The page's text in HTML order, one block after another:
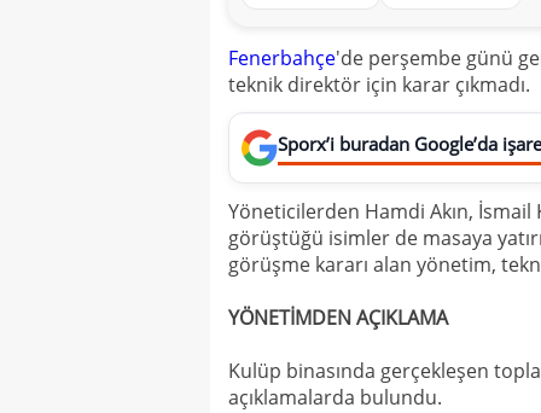
Fenerbahçe'de perşembe günü
teknik direktör için karar çıkmadı.
Sporx’i buradan Google’da
Yöneticilerden Hamdi Akın,
görüştüğü isimler de masaya
görüşme kararı alan yönetim,
YÖNETİMDEN AÇIKLAMA
Kulüp binasında gerçekleşen
açıklamalarda bulundu.